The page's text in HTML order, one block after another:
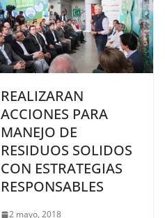
REALIZARAN
ACCIONES PARA
MANEJO DE
RESIDUOS SOLIDOS
CON ESTRATEGIAS
RESPONSABLES
2 mayo, 2018